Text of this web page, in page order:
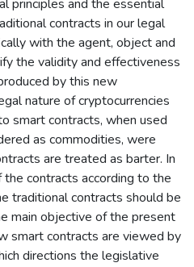
principles and the essential
contracts in our legal
with the agent, object and
the validity and effectiveness
by this new
nature of cryptocurrencies
smart contracts, when used
as commodities, were
are treated as barter. In
contracts according to the
traditional contracts should be
main objective of the present
smart contracts are viewed by
directions the legislative